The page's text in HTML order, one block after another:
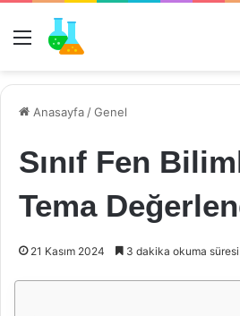
Menü
Anasayfa /Genel
Sınıf Fen
Tema
21 Kasım 2024 3 dakika okuma süresi